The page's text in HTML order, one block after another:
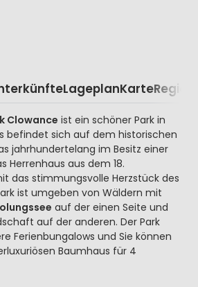
LageplanKarteRegion
Clowance ist ein schöner Park in
befindet sich auf dem historischen
jahrhundertelang im Besitz einer
Herrenhaus aus dem 18.
das stimmungsvolle Herzstück des
ist umgeben von Wäldern mit
auf der einen Seite und
auf der anderen. Der Park
Ferienbungalows und Sie können
Baumhaus für 4